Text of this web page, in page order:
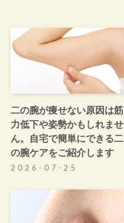
二の腕が痩せない原因は筋
力低下や姿勢かもしれませ
ん。自宅で簡単にできる二
の腕ケアをご紹介します
2026-07-25